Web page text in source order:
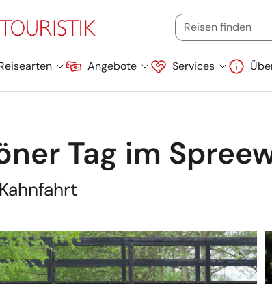
(Ziel,
Reisen finden
Angebote Services
Tag im